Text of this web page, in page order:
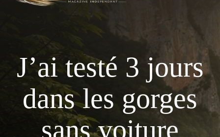
J’ai testé 3 jours
dans les gorges
sans voiture